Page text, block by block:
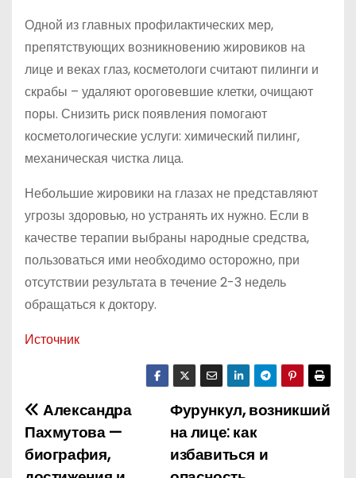
Одной из главных профилактических мер,
препятствующих возникновению жировиков на
лице и веках глаз, косметологи считают пилинги и
скрабы – удаляют ороговевшие клетки, очищают
поры. Снизить риск появления помогают
косметологические услуги: химический пилинг,
механическая чистка лица.
Небольшие жировики на глазах не представляют
угрозы здоровью, но устранять их нужно. Если в
качестве терапии выбраны народные средства,
пользоваться ими необходимо осторожно, при
отсутствии результата в течение 2-3 недель
обращаться к доктору.
Источник
Н
а
Фурункул, возникший
на лице: как
избавиться и
Александра
Пахмутова —
биография,